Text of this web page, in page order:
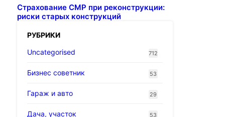
Страхование СМР при реконструкции:
риски старых конструкций
РУБРИКИ
Uncategorised
712
Бизнес советник 53
Гараж и авто 29
Дача, участок 53